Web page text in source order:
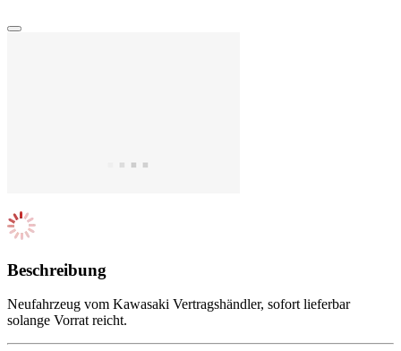
Beschreibung
Neufahrzeug vom Kawasaki Vertragshändler, sofort lieferbar
solange Vorrat reicht.